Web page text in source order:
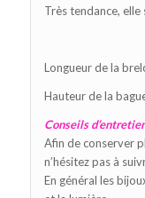
Très tendance, elle
Longueur de la
Hauteur de la
Conseils
Afin de conserver
n’hésitez pas à
En général les